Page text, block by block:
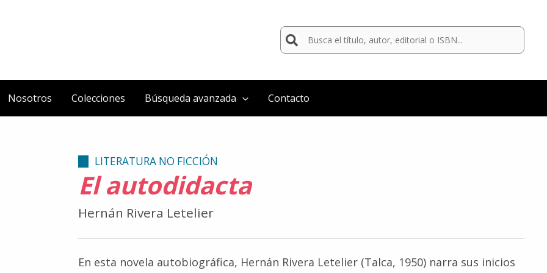
Buscar
por:
Nosotros Colecciones Búsqueda avanzada Contacto
LITERATURA NO FICCIÓN
El autodidacta
Hernán Rivera Letelier
En esta novela autobiográfica, Hernán Rivera Letelier (Talca, 1950) narra sus inicios